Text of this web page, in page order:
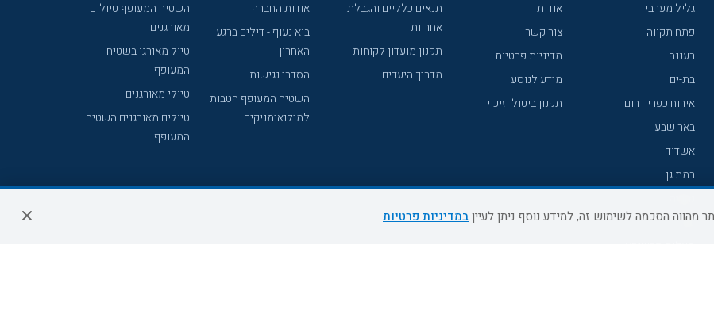
גליל מערבי
פתח תקווה
רעננה
בת-ים
אירוח כפרי דרום
באר שבע
אשדוד
רמת גן
עכו
אודות
צור קשר
מדיניות פרטיות
מידע לנוסע
תקנון ביטול וזיכוי
תנאים כלליים והגבלת
אחריות
תקנון מועדון לקוחות
מדריך היעדים
אודות החברה
בוא נעוף - דילים ברגע
האחרון
הסדרי נגישות
השטיח המעופף הטבות
למילואימניקים
השטיח המעופף טיולים
מאורגנים
טיול מאורגן בשטיח
המעופף
טיולי מאורגנים
טיולים מאורגנים השטיח
המעופף
במדיניות פרטיות